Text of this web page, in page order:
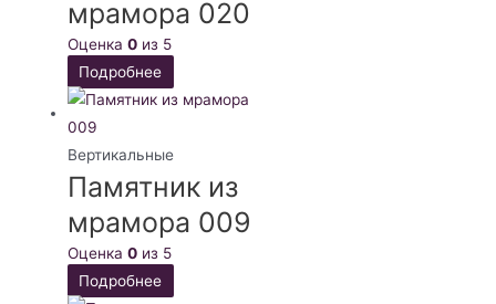
мрамора 020
Оценка0 из 5
Подробнее
Вертикальные
Памятник из
мрамора 009
Оценка0 из 5
Подробнее